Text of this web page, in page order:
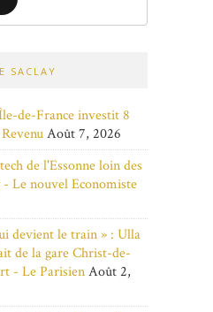
SACLAY
de-France investit 8
Août 7, 2026
de l'Essonne loin des
- Le nouvel Economiste
devient le train » : Ulla
de la gare Christ-de-
- Le ParisienAoût 2,